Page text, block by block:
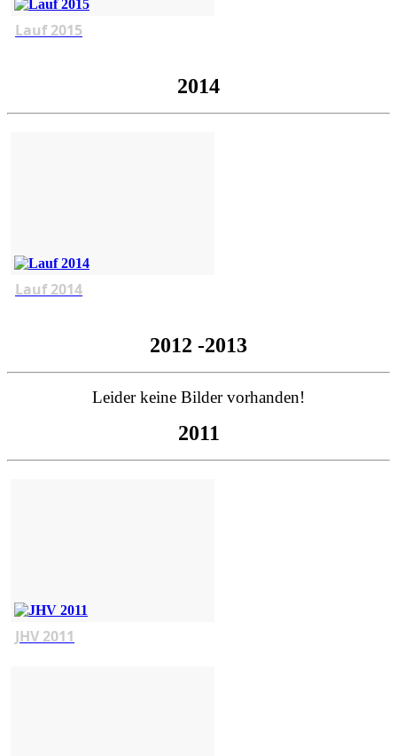
Lauf 2015
2014
Lauf 2014
2012 -2013
Leider keine Bilder vorhanden!
2011
JHV 2011